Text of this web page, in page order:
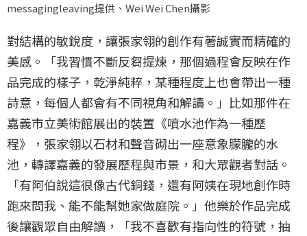
messagingleaving提供、Wei Wei Chen攝影
對結構的敏銳度，讓張家翎的創作有著誠實而精確的
美感。「我習慣不斷反芻提煉，那個過程會反映在作
品完成的樣子，乾淨純粹，某種程度上也會帶出一種
詩意，每個人都會有不同視角和解讀。」比如那件在
嘉義市立美術館展出的裝置《噴水池作為一種歷
程》，張家翎以石材和聲音砌出一座意象朦朧的水
池，轉譯嘉義的發展歷程與市景，和大眾觀者對話。
「有阿伯說這很像古代銅錢，還有阿姨在現地創作時
跑來問我、能不能幫她家做庭院。」他樂於作品完成
後讓觀眾自由解讀，「我不喜歡有指向性的符號，抽